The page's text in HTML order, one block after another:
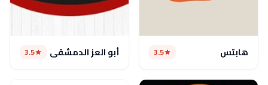
هابتس 3.5 أبو العز الدمشقي 3.5